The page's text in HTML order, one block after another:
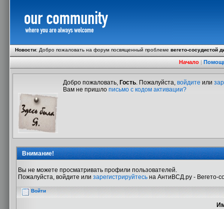
Новости:Добро пожаловать на форум посвященный проблемевегето-сосудистой
Начало|
Добро пожаловать, Гость. Пожалуйста, войдите или
Вам не пришло письмо с кодом активации?
Внимание!
Вы не можете просматривать профили пользователей.
Пожалуйста, войдите или зарегистрируйтесь на АнтиВСД.ру - Вегето-
Войти